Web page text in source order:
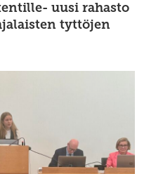
uusi rahasto
tyttöjen